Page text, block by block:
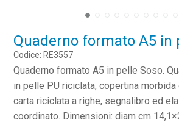
Quaderno formato A5 in
Codice: RE3557
Quaderno formato A5 in pelle Soso.
in pelle PU riciclata, copertina
carta riciclata a righe, segnalibro ed
coordinato. Dimensioni: diam cm